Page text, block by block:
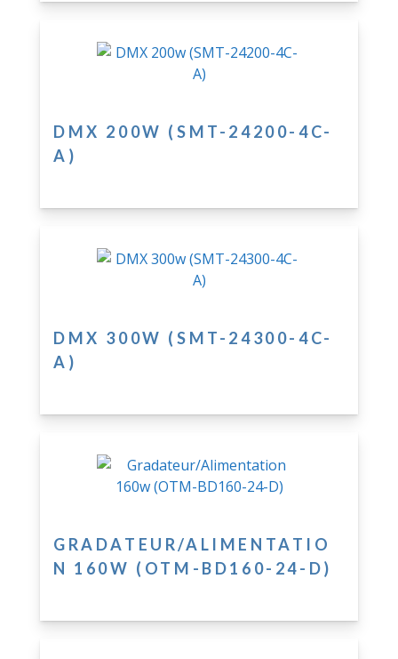
DMX 200W (SMT-24200-4C-
A)
DMX 300W (SMT-24300-4C-
A)
GRADATEUR/ALIMENTATIO
N 160W (OTM-BD160-24-D)